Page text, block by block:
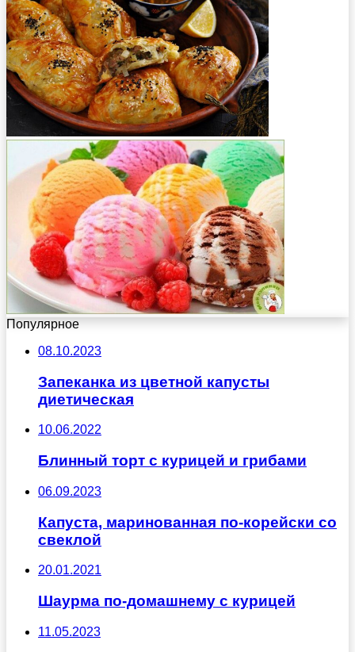
Популярное
08.10.2023
Запеканка из цветной капусты
диетическая
10.06.2022
Блинный торт с курицей и грибами
06.09.2023
Капуста, маринованная по-корейски со
свеклой
20.01.2021
Шаурма по-домашнему с курицей
11.05.2023